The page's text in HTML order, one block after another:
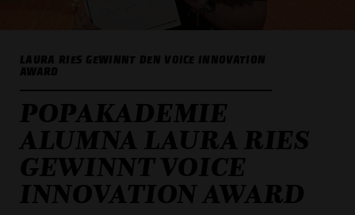
LAURA RIES GEWINNT DEN VOICE INNOVATION
AWARD
POPAKADEMIE
ALUMNA LAURA RIES
GEWINNT VOICE
INNOVATION AWARD